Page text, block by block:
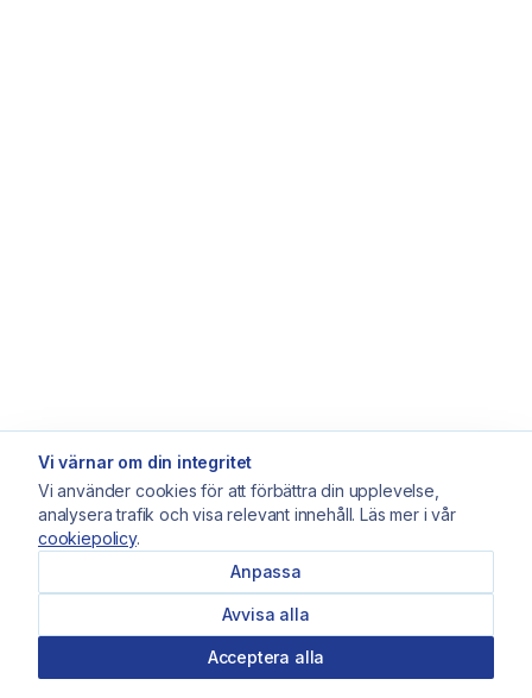
Vi värnar om din integritet
Vi använder cookies för att förbättra din upplevelse,
analysera trafik och visa relevant innehåll. Läs mer i vår
cookiepolicy.
Anpassa
Avvisa alla
Acceptera alla